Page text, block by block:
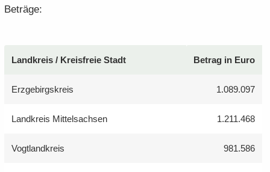
Be­trä­ge:
Land­kreis / Kreis­freie Stadt Be­trag in Euro
Erz­ge­birgs­kreis 1.089.097
Land­kreis Mit­tel­sach­sen 1.211.468
Vogt­land­kreis 981.586